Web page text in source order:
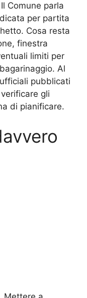
Comune parla
per partita
Cosa resta
finestra
limiti per
Al
pubblicati
gli
di pianificare.